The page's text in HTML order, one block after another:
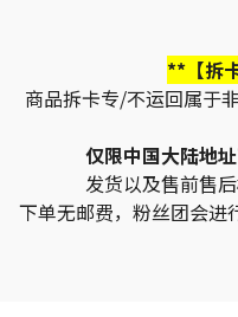
**【拆
商品拆卡专/不运回属于
仅限中国大陆地
发货以及售前售
下单无邮费，粉丝团会进